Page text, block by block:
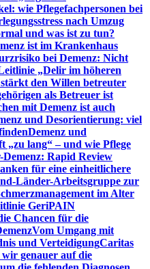
wie Pflegefachpersonen bei
nach Umzug
und was ist zu tun?
ist im Krankenhaus
bei Demenz: Nicht
„Delir im höheren
den Willen betreuter
als Betreuer ist
mit Demenz ist auch
und Desorientierung: viel
Demenz und
„zu lang“ – und wie Pflege
Demenz: Rapid Review
für eine einheitlichere
Länder-Arbeitsgruppe zur
im Alter
GeriPAIN
Chancen für die
Vom Umgang mit
und VerteidigungCaritas
genauer auf die